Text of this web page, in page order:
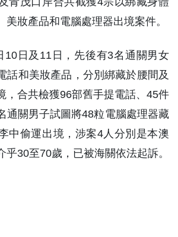
美妝產品和電腦處理器出境案件。
10日及11日，先後有3名通關男女
話和美妝產品，分別綁藏於腰間及
，合共檢獲96部舊手提電話、45件
通關男子試圖將48粒電腦處理器藏
中偷運出境，涉案4人分別是本澳
乎30至70歲，已被海關依法起訴。